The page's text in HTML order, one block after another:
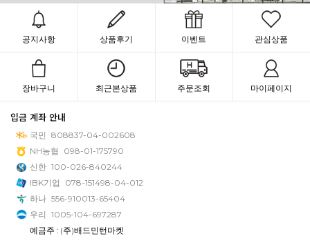
공지사항 상품후기 이벤트 관심상품
장바구니 최근본상품 주문조회 마이페이지
입금 계좌 안내
국민 808837-04-002608
NH농협
098-01-175790
신한 100-026-840244
IBK기업
078-151498-04-012
하나 556-910013-65404
우리 1005-104-697287
예금주 : (주)배드민턴마켓